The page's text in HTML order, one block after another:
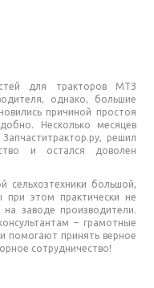
для тракторов МТЗ
однако, большие
причиной простоя
Несколько месяцев
решил
и остался доволен
сельхозтехники большой,
при этом практически не
заводе производители.
– грамотные
помогают принять верное
сотрудничество!